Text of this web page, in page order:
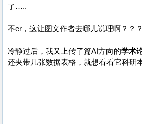
了…..
不er，这让图文作者去哪儿说理啊？？？
冷静过后，我又上传了篇AI方向的学术
还夹带几张数据表格，就想看看它科研